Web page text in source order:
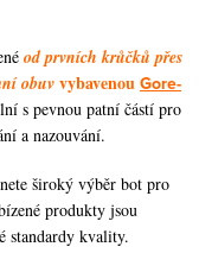
od prvních krůčků přes
obuv vybavenouGore-
s pevnou patní částí pro
a nazouvání.
široký výběr bot pro
produkty jsou
standardy kvality.